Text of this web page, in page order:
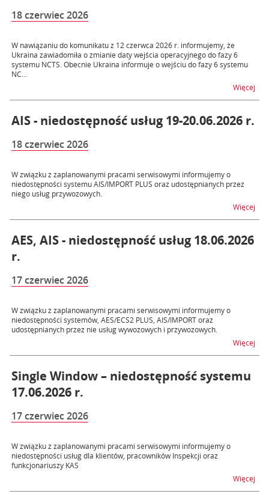
18 czerwiec 2026
W nawiązaniu do komunikatu z 12 czerwca 2026 r. informujemy, że
Ukraina zawiadomiła o zmianie daty wejścia operacyjnego do fazy 6
systemu NCTS. Obecnie Ukraina informuje o wejściu do fazy 6 systemu
NC...
Więcej
AIS - niedostępność usług 19-20.06.2026 r.
18 czerwiec 2026
W związku z zaplanowanymi pracami serwisowymi informujemy o
niedostępności systemu AIS/IMPORT PLUS oraz udostępnianych przez
niego usług przywozowych.
Więcej
AES, AIS - niedostępność usług 18.06.2026
r.
17 czerwiec 2026
W związku z zaplanowanymi pracami serwisowymi informujemy o
niedostępności systemów, AES/ECS2 PLUS, AIS/IMPORT oraz
udostępnianych przez nie usług wywozowych i przywozowych.
Więcej
Single Window – niedostępność systemu
17.06.2026 r.
17 czerwiec 2026
W związku z zaplanowanymi pracami serwisowymi informujemy o
niedostępności usług dla klientów, pracowników Inspekcji oraz
funkcjonariuszy KAS
Więcej